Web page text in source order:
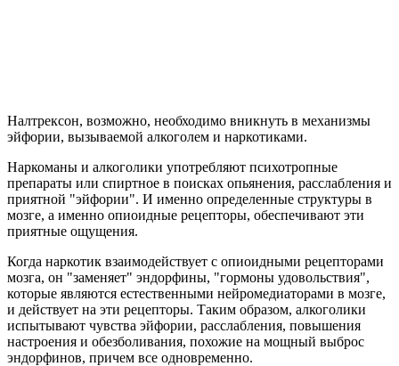
Налтрексон, возможно, необходимо вникнуть в механизмы
эйфории, вызываемой алкоголем и наркотиками.
Наркоманы и алкоголики употребляют психотропные
препараты или спиртное в поисках опьянения, расслабления и
приятной "эйфории". И именно определенные структуры в
мозге, а именно опиоидные рецепторы, обеспечивают эти
приятные ощущения.
Когда наркотик взаимодействует с опиоидными рецепторами
мозга, он "заменяет" эндорфины, "гормоны удовольствия",
которые являются естественными нейромедиаторами в мозге,
и действует на эти рецепторы. Таким образом, алкоголики
испытывают чувства эйфории, расслабления, повышения
настроения и обезболивания, похожие на мощный выброс
эндорфинов, причем все одновременно.